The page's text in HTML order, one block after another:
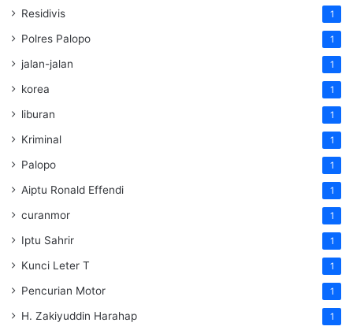
Residivis 1
Polres Palopo 1
jalan-jalan 1
korea 1
liburan 1
Kriminal 1
Palopo 1
Aiptu Ronald Effendi 1
curanmor 1
Iptu Sahrir 1
Kunci Leter T 1
Pencurian Motor 1
H. Zakiyuddin Harahap 1